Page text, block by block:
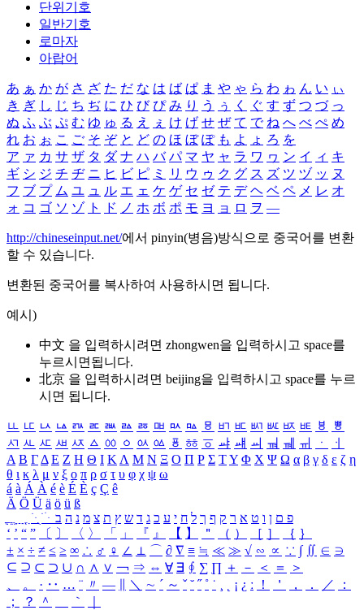
단위기호
일반기호
로마자
아랍어
あ ぁ か が さ ざ た だ な は ば ぱ ま や ゃ ら わ ゎ ん い ぃ
き ぎ し じ ち ぢ に ひ び ぴ み り う ぅ く ぐ す ず つ づ っ
ぬ ふ ぶ ぷ む ゆ ゅ る え ぇ け げ せ ぜ て で ね へ べ ぺ め
れ お ぉ こ ご そ ぞ と ど の ほ ぼ ぽ も よ ょ ろ を
ア ァ カ サ ザ タ ダ ナ ハ バ パ マ ヤ ャ ラ ワ ヮ ン イ ィ キ
ギ シ ジ チ ヂ ニ ヒ ビ ピ ミ リ ウ ゥ ク グ ス ズ ツ ヅ ッ ヌ
フ ブ プ ム ユ ュ ル エ ェ ケ ゲ セ ゼ テ デ ヘ ベ ペ メ レ オ
ォ コ ゴ ソ ゾ ト ド ノ ホ ボ ポ モ ヨ ョ ロ ヲ ―
http://chineseinput.net/에서 pinyin(병음)방식으로 중국어를 변환
할 수 있습니다.
변환된 중국어를 복사하여 사용하시면 됩니다.
예시)
中文 을 입력하시려면 zhongwen을 입력하시고 space를
누르시면됩니다.
北京 을 입력하시려면 beijing을 입력하시고 space를 누르
시면 됩니다.
ㅥ ㅦ ㅧ ㅨ ㅩ ㅪ ㅫ ㅬ ㅭ ㅮ ㅯ ㅰ ㅱ ㅲ ㅳ ㅴ ㅵ ㅶ ㅷ ㅸ
ㅹ
ㅺ ㅻ ㅼ ㅽ ㅾ ㅿ ㆀ ㆁ ㆂ ㆃ ㆄ ㆅ ㆆ ㆇ ㆈ ㆉ ㆊ ㆋ ㆌ ㆍ
ㆎ
Α Β ΓΔ Ε Ζ Η Θ Ι ΚΛ Μ Ν Ξ Ο Π Ρ Σ ΤΥ Φ Χ Ψ Ω α β γ δ ε ζ η
θ ι κ λ μ ν ξ ο π ρ σ τ υ φ χ ψ ω
á à Á À é è É È ç Ç ê
Ä Ö Ü ä ö ü ß
ִֶֹ ֻּ ׁׂ פ ם ן ו ט א ר ק ף ך ל ח י ע כ ג ד ש ץ ת צ מ נ ה ב
‘ ’ “ ” 〔 〕 〈 〉 「 」 『 』 【 】 ＂ （ ） ［ ］ ｛ ｝
± × ÷ ≠ ≤ ≥ ∞ ∴ ♂ ♀ ∠ ⊥ ⌒ ∂ ∇ ≡ ≒ ≪ ≫ √ ∽ ∝ ∵ ∫ ∬ ∈ ∋
⊆ ⊇ ⊂ ⊃ ∪ ∩ ∧ ∨ ￢ ⇒ ⇔ ∀ ∃ ∮ ∑ ∏ ＋ － ＜ ＝
＞
、
。 · ‥ … ¨ 〃 ― ＼ ∼ ´ ～ ˇ ˘ ˝ ˚ ˙ ¸ ¡ ¿ ː ！ ＇ ， ． ／
：
；
？ ＾ ｀